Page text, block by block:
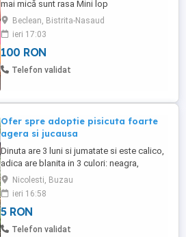
mai mică sunt rasa Mini lop
Beclean, Bistrita-Nasaud
ieri 17:03
100 RON
Telefon validat
Ofer spre adoptie pisicuta foarte
agera si jucausa
Dinuta are 3 luni si jumatate si este calico,
adica are blanita in 3 culori: neagra,
portocalie si alba si ochisorii verzi aurii. S-
a nascut dintr-o pisica fara stapan si am
avut noi grija de ea pana acum dar, avand
si alte pisicute, nu o mai putem tine si pe
ea. Este foarte curioasa si agera, jucausa
Nicolesti, Buzau
ieri 16:58
5 RON
Telefon validat